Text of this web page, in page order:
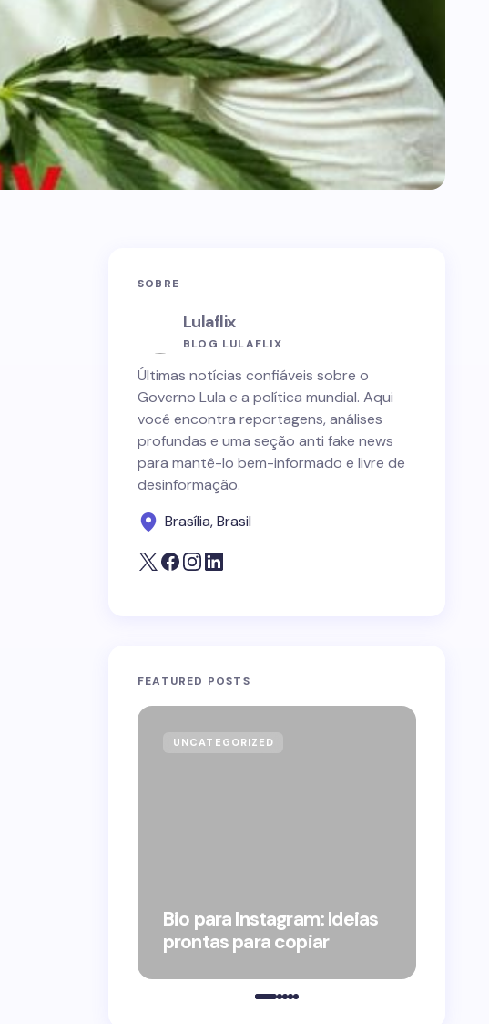
SOBRE
Lulaflix
BLOG LULAFLIX
Últimas notícias confiáveis sobre o
Governo Lula e a política mundial. Aqui
você encontra reportagens, análises
profundas e uma seção anti fake news
para mantê-lo bem-informado e livre de
desinformação.
Brasília, Brasil
FEATURED POSTS
UNCATEGORIZED
Bio para Instagram: Ideias
prontas para copiar